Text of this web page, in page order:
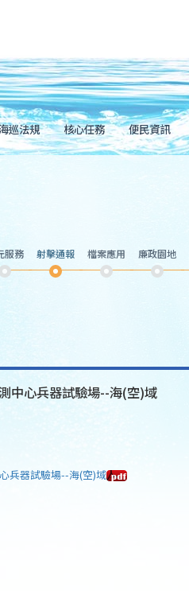
巡法規 核心任務 便民資訊
服務 射擊通報 檔案應用 廉政園地
中心兵器試驗場--海(空)域
兵器試驗場--海(空)域